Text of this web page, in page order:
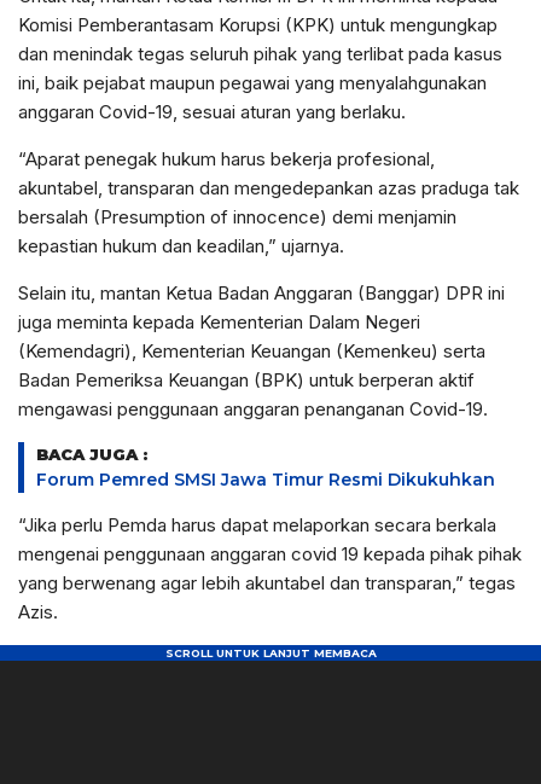
Komisi Pemberantasam Korupsi (KPK) untuk mengungkap
dan menindak tegas seluruh pihak yang terlibat pada kasus
ini, baik pejabat maupun pegawai yang menyalahgunakan
anggaran Covid-19, sesuai aturan yang berlaku.
“Aparat penegak hukum harus bekerja profesional,
akuntabel, transparan dan mengedepankan azas praduga tak
bersalah (Presumption of innocence) demi menjamin
kepastian hukum dan keadilan,” ujarnya.
Selain itu, mantan Ketua Badan Anggaran (Banggar) DPR ini
juga meminta kepada Kementerian Dalam Negeri
(Kemendagri), Kementerian Keuangan (Kemenkeu) serta
Badan Pemeriksa Keuangan (BPK) untuk berperan aktif
mengawasi penggunaan anggaran penanganan Covid-19.
BACA JUGA :
Forum Pemred SMSI Jawa Timur Resmi Dikukuhkan
“Jika perlu Pemda harus dapat melaporkan secara berkala
mengenai penggunaan anggaran covid 19 kepada pihak pihak
yang berwenang agar lebih akuntabel dan transparan,” tegas
Azis.